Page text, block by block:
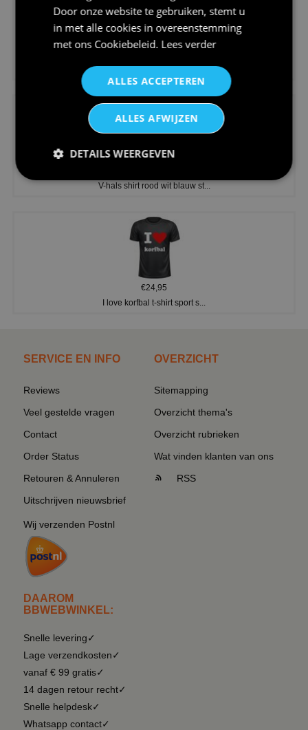
Koningsdag shirt heren v-hals ...
V-hals shirt rood wit blauw st...
€24,95
I love korfbal t-shirt sport s...
SERVICE EN INFO
Reviews
Veel gestelde vragen
Contact
Order Status
Retouren & Annuleren
Uitschrijven nieuwsbrief
Wij verzenden Postnl
DAAROM
BBWEBWINKEL:
Snelle levering✓
Lage verzendkosten✓
vanaf € 99 gratis✓
14 dagen retour recht✓
Snelle helpdesk✓
Whatsapp contact✓
OVERZICHT
Sitemapping
Overzicht thema's
Overzicht rubrieken
Wat vinden klanten van ons
RSS
Door onze website te gebruiken, stemt u
in met alle cookies in overeenstemming
met ons Cookiebeleid. Lees verder
ALLES ACCEPTEREN
ALLES AFWIJZEN
DETAILS WEERGEVEN